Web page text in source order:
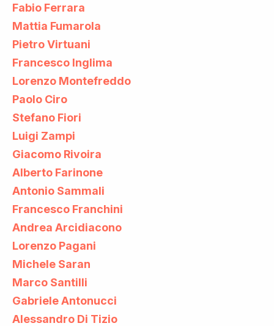
Fabio Ferrara
Mattia Fumarola
Pietro Virtuani
Francesco Inglima
Lorenzo Montefreddo
Paolo Ciro
Stefano Fiori
Luigi Zampi
Giacomo Rivoira
Alberto Farinone
Antonio Sammali
Francesco Franchini
Andrea Arcidiacono
Lorenzo Pagani
Michele Saran
Marco Santilli
Gabriele Antonucci
Alessandro Di Tizio